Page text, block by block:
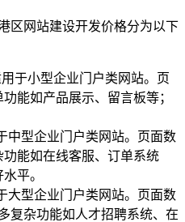
区网站建设开发价格分为以下
于小型企业门户类网站。页
能如产品展示、留言板等；
中型企业门户类网站。页面数
能如在线客服、订单系统
平。
大型企业门户类网站。页面数
复杂功能如人才招聘系统、在